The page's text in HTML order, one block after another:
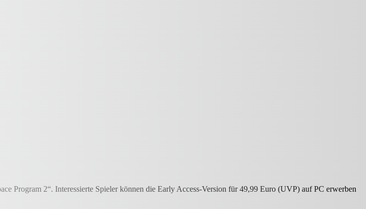
Program 2“. Interessierte Spieler können die Early Access-Version für 49,99 Euro (UVP) auf PC erwerben